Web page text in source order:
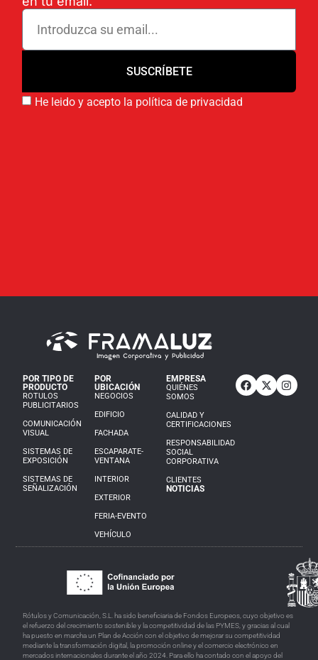
He leido y acepto la política de privacidad
SUSCRÍBETE
POR TIPO DE
PRODUCTO
ROTULOS
PUBLICITARIOS
COMUNICACIÓN
VISUAL
SISTEMAS DE
EXPOSICIÓN
SISTEMAS DE
SEÑALIZACIÓN
POR
UBICACIÓN
NEGOCIOS
EDIFICIO
FACHADA
ESCAPARATE-
VENTANA
INTERIOR
EXTERIOR
FERIA-EVENTO
VEHÍCULO
EMPRESA
QUIÉNES
SOMOS
CALIDAD Y
CERTIFICACIONES
RESPONSABILIDAD
SOCIAL
CORPORATIVA
CLIENTES
NOTICIAS
Rótulos y Comunicación, S.L. ha sido beneficiaria de Fondos Europeos, cuyo objetivo es
el refuerzo del crecimiento sostenible y la competitividad de las PYMES, y gracias al cual
ha puesto en marcha un Plan de Acción con el objetivo de mejorar su competitividad
mediante la transformación digital, la promoción online y el comercio electrónico en
mercados internacionales durante el año 2024. Para ello ha contado con el apoyo del